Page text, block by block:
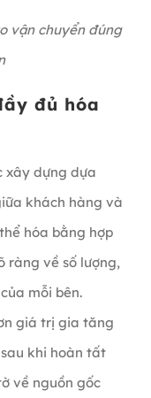
vận chuyển đúng
đủ hóa
xây dựng dựa
khách hàng và
hóa bằng hợp
ràng về số lượng,
mỗi bên.
giá trị gia tăng
khi hoàn tất
về nguồn gốc